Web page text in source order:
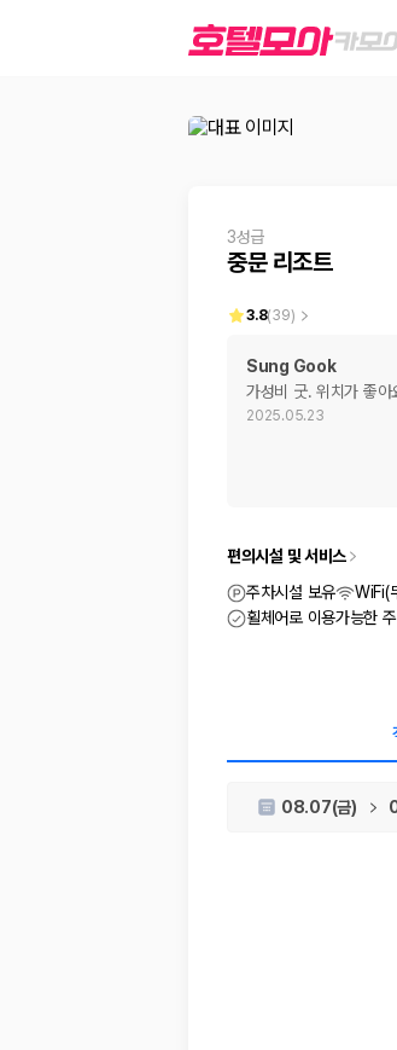
제주렌트카 가격비교는 카모아에서
경차, 소형, 준중형, 중형,
일반자차, 완전자차, 슈퍼자차
제주공항 인수 조건 비교:셔틀 이동, 인수 위치,
비교 후 원하는 차량을 바로 예약
1. 단순 최저가가 아니라 실제 결제 조건을 비교
제주렌트카 최저가는 차량 기본요금만으로 판단하
3성급
중문 리조트
3.8(39)
Sung Gook
가성비 굿. 위치가 좋아
2025.05.23
편의시설 및 서비스
주차시설 보유
WiFi(
휠체어로 이용가능한
08.07(금)